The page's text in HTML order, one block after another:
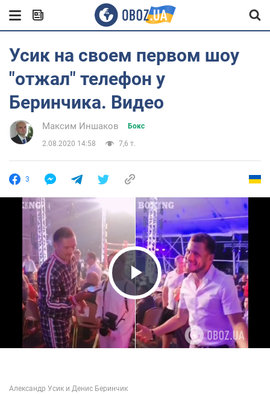
Усик на своем первом шоу
"отжал" телефон у
Беринчика. Видео
Максим Иншаков Бокс
2.08.2020 14:58 7,6 т.
3
Play Video